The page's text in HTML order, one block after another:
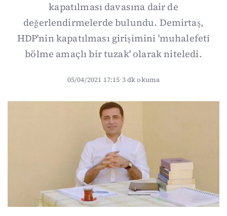
kapatılması davasına dair de
değerlendirmelerde bulundu. Demirtaş,
HDP'nin kapatılması girişimini 'muhalefeti
bölme amaçlı bir tuzak' olarak niteledi.
05/04/2021 17:15·3 dk okuma